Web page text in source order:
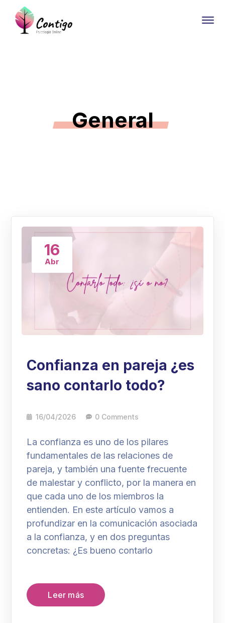
General
16
Abr
Confianza en pareja ¿es
sano contarlo todo?
16/04/2026 0 Comments
La confianza es uno de los pilares
fundamentales de las relaciones de
pareja, y también una fuente frecuente
de malestar y conflicto, por la manera en
que cada uno de los miembros la
entienden. En este artículo vamos a
profundizar en la comunicación asociada
a la confianza, y en dos preguntas
concretas: ¿Es bueno contarlo
Leer más